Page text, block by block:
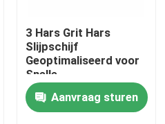
3 Hars Grit Hars
Slijpschijf
Geoptimaliseerd voor
Snelle
Materiaalverwijdering
en Gladde
Oppervlakteafwerking
Aanvraag sturen